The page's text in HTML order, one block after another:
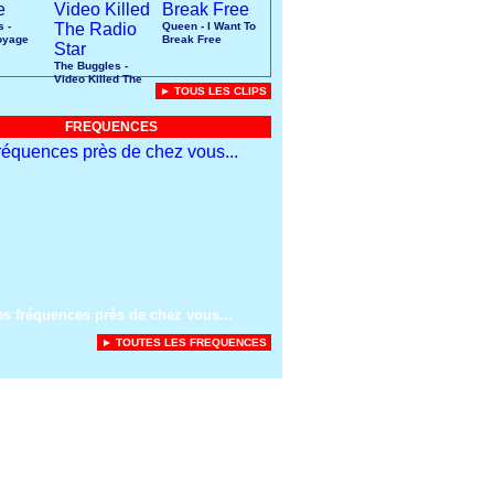
-
The Buggles -
Video Killed The
Queen - I Want To
Break Free
► TOUS LES CLIPS
FREQUENCES
fréquences près de chez vous...
► TOUTES LES FREQUENCES